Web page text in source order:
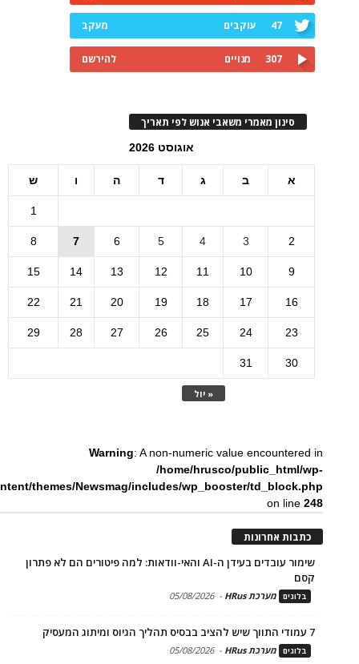
47 עוקבים מעקב
307 מנויים להירשם
סינון מאמרי משאבי אנוש לפי תאריך
אוגוסט 2026
א ב ג ד ה ו ש
« יול
1
2
3
4
5
6
7
8
9
10
11
12
13
14
15
16
17
18
19
20
21
22
23
24
25
26
27
28
29
30
31
Warning: A non-numeric value encountered in
/home/hrusco/public_html/wp-
themes/Newsmag/includes/wp_booster/td_block.php
on line248
כתבות אחרונות
שימור עובדים בעידן ה-AI והאי-וודאות: למה פיטורים הם לא פתרון
קסם
בלוגים מערכת HRus -
05/08/2026
7 עמודי התווך שיש להציב בבסיס תהליך הגיוס ומיתוג המעסיק
בלוגים מערכת HRus -
05/08/2026